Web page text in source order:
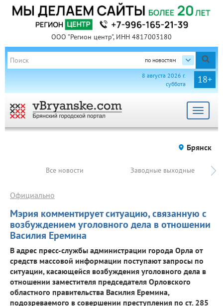
ООО "Регион центр", ИНН 4817003180
по новостям
18+
8 августа 2026 г.
суббота
Toggle
Брянск
Все новости Заводные выходные
Мэрия комментирует ситуацию, связанную с
возбуждением уголовного дела в отношении
Василия Еремина
Официально
В адрес пресс-службы администрации города Орла от
средств массовой информации поступают запросы по
ситуации, касающейся возбуждения уголовного дела в
отношении заместителя председателя Орловского
областного правительства Василия Еремина,
подозреваемого в совершении преступления по ст. 285